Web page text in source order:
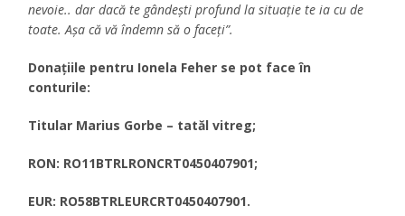
nevoie.. dar dacă te gândești profund la situație te ia cu de
toate. Așa că vă îndemn să o faceți”.
Donațiile pentru Ionela Feher se pot face în
conturile:
Titular Marius Gorbe – tatăl vitreg;
RON: RO11BTRLRONCRT0450407901;
EUR: RO58BTRLEURCRT0450407901.